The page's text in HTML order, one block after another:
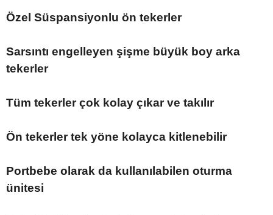
Özel Süspansiyonlu ön tekerler
Sarsıntı engelleyen şişme büyük boy arka
tekerler
Tüm tekerler çok kolay çıkar ve takılır
Ön tekerler tek yöne kolayca kitlenebilir
Portbebe olarak da kullanılabilen oturma
ünitesi